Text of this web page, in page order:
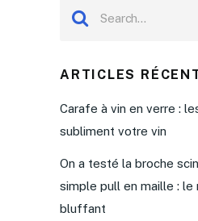
ARTICLES
Carafe à vin en verre :
subliment votre vin
On a testé la broche
simple pull en maille :
bluffant